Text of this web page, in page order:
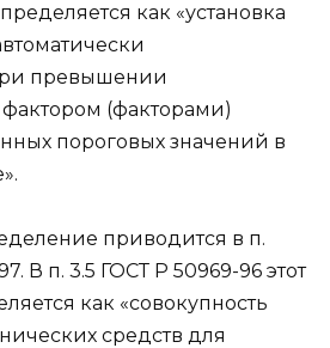
как «установка
превышении
(факторами)
пороговых значений в
приводится в п.
97. В п. 3.5 ГОСТ Р 50969-96 этот
как «совокупность
средств для